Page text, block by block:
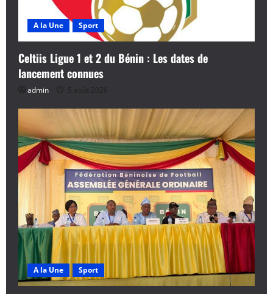
A la Une Sport
Celtiis Ligue 1 et 2 du Bénin : Les dates de
lancement connues
admin 5 août 2026
A la Une Sport